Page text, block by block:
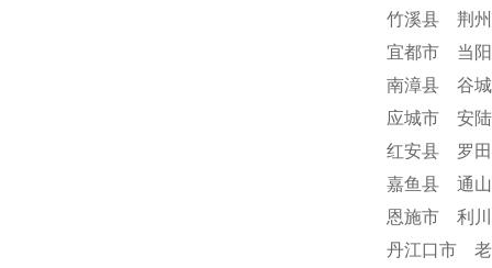
竹溪县 荆
宜都市 当
南漳县 谷
应城市 安
红安县 罗
嘉鱼县 通
恩施市 利
丹江口市